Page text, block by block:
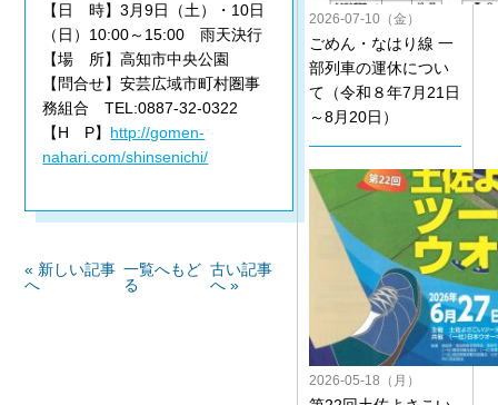
【日 時】3月9日（土）・10日
（日）10:00～15:00 雨天決行
【場 所】高知市中央公園
【問合せ】安芸広域市町村圏事
務組合 TEL:0887-32-0322
【H P】 http://gomen-
nahari.com/shinsenichi/
« 新しい記事
へ
一覧へもど
る
古い記事
へ »
2026-07-10（金）
ごめん・なはり線 一
部列車の運休につい
て（令和８年7月21日
～8月20日）
2026-05-18（月）